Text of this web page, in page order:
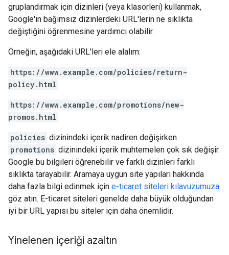
gruplandırmak için dizinleri (veya klasörleri) kullanmak,
Google'ın bağımsız dizinlerdeki URL'lerin ne sıklıkta
değiştiğini öğrenmesine yardımcı olabilir.
Örneğin, aşağıdaki URL'leri ele alalım:
https://www.example.com/policies/return-
policy.html
https://www.example.com/promotions/new-
promos.html
policies dizinindeki içerik nadiren değişirken
promotions dizinindeki içerik muhtemelen çok sık değişir.
Google bu bilgileri öğrenebilir ve farklı dizinleri farklı
sıklıkta tarayabilir. Aramaya uygun site yapıları hakkında
daha fazla bilgi edinmek için e-ticaret siteleri kılavuzumuza
göz atın. E-ticaret siteleri genelde daha büyük olduğundan
iyi bir URL yapısı bu siteler için daha önemlidir.
Yinelenen içeriği azaltın